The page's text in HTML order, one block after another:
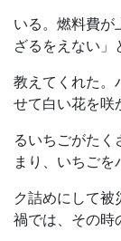
いる。燃料費が
ざるをえない」
教えてくれた。
せて白い花を咲
るいちごがたく
まり、いちごを
ク詰めにして被
禍では、その時